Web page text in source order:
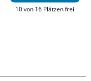
10 von 16 Plätzen frei